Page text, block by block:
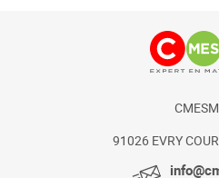
91026 EVRY